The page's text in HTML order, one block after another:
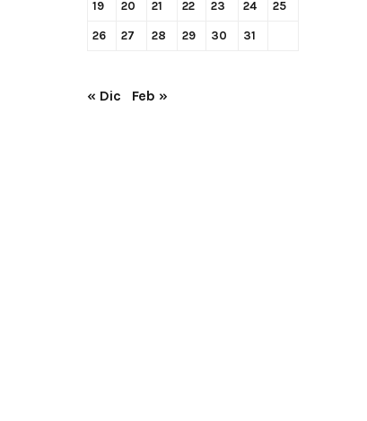
19 20 21 22 23 24 25
26 27 28 29 30 31
« Dic Feb »